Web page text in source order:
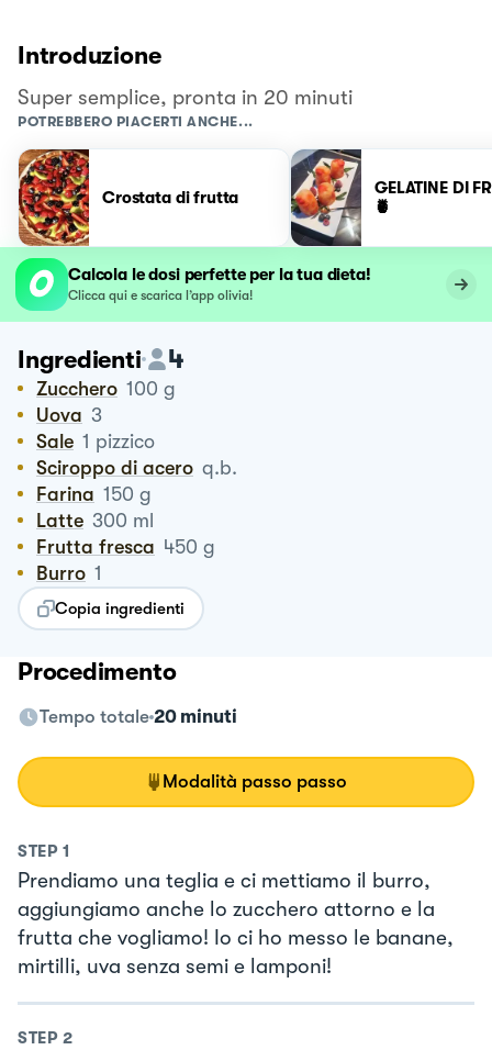
Introduzione
Super semplice, pronta in 20 minuti
POTREBBERO PIACERTI ANCHE...
Crostata di frutta
GELATINE DI
🍍
Calcola le dosi perfette per la tua dieta!
Clicca qui e scarica l’app olivia!
Ingredienti 4
Zucchero 100 g
Uova 3
Sale 1 pizzico
Sciroppo di acero q.b.
Farina 150 g
Latte 300 ml
Frutta fresca 450 g
Burro 1
Copia ingredienti
Procedimento
Tempo totale 20 minuti
Modalità passo passo
STEP 1
Prendiamo una teglia e ci mettiamo il burro,
aggiungiamo anche lo zucchero attorno e la
frutta che vogliamo! Io ci ho messo le banane,
mirtilli, uva senza semi e lamponi!
STEP 2